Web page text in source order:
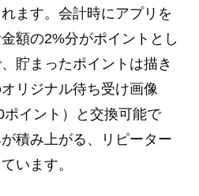
ます。会計時にアプリを
額の2%分がポイントとし
貯まったポイントは描き
リジナル待ち受け画像
ポイント）と交換可能で
積み上がる、リピーター
います。